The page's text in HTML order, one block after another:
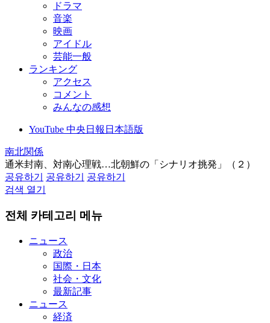
ドラマ
音楽
映画
アイドル
芸能一般
ランキング
アクセス
コメント
みんなの感想
YouTube 中央日報日本語版
南北関係
通米封南、対南心理戦…北朝鮮の「シナリオ挑発」（２）
공유하기
공유하기
공유하기
검색 열기
전체 카테고리 메뉴
ニュース
政治
国際・日本
社会・文化
最新記事
ニュース
経済